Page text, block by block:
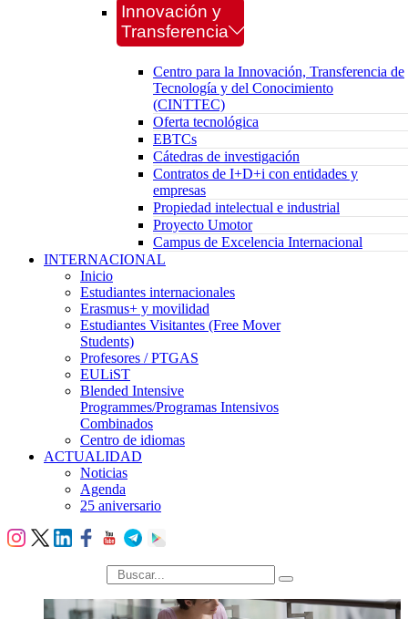
Innovación y
Transferencia
Centro para la Innovación, Transferencia de
Tecnología y del Conocimiento
(CINTTEC)
Oferta tecnológica
EBTCs
Cátedras de investigación
Contratos de I+D+i con entidades y
empresas
Propiedad intelectual e industrial
Proyecto Umotor
Campus de Excelencia Internacional
INTERNACIONAL
Inicio
Estudiantes internacionales
Erasmus+ y movilidad
Estudiantes Visitantes (Free Mover
Students)
Profesores / PTGAS
EULiST
Blended Intensive
Programmes/Programas Intensivos
Combinados
Centro de idiomas
ACTUALIDAD
Noticias
Agenda
25 aniversario
búsqueda